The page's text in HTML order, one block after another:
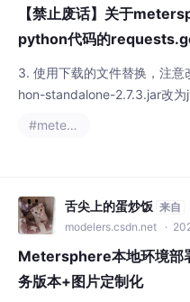
【禁止废话】关于
python代码的
问题解决方案
3. 使用下载的文件替换，注
hon-standalone-2.7.3.jar改
局搜索 jython-standalon
#metersphere
舌尖上的蛋炒饭 来自
modelers.csdn.net ·
Metersphere本地环境部
务版本+图片定制化